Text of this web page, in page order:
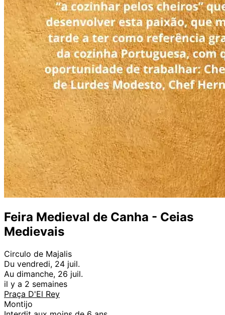
Feira Medieval de Canha - Ceias
Medievais
Circulo de Majalis
Du vendredi, 24 juil.
Au dimanche, 26 juil.
il y a 2 semaines
Praça D'El Rey
Montijo